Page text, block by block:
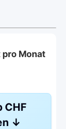
pro Monat
CHF
↓